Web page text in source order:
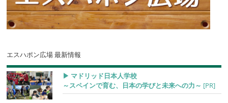
エスハポン広場 最新情報
▶︎ マドリッド日本人学校
～スペインで育む、日本の学びと未来への力～ [PR]